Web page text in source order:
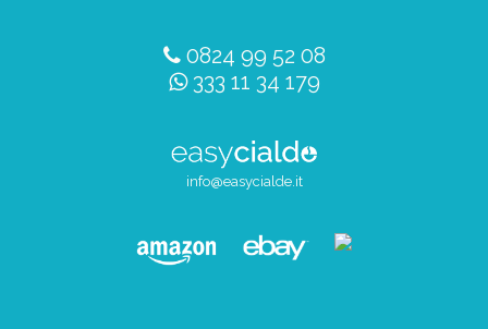
0824 99 52 08
333 11 34 179
info@easycialde.it